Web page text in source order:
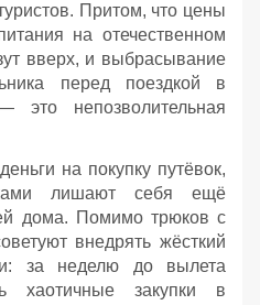
Притом, что цены
на отечественном
вверх, и выбрасывание
перед поездкой в
непозволительная
на покупку путёвок,
лишают себя ещё
дома. Помимо трюков с
внедрять жёсткий
за неделю до вылета
хаотичные закупки в